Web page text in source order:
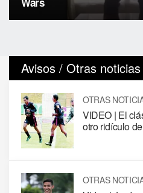
Avisos / Otras noticias
OTRAS
VIDEO | El
otro ridículo
OTRAS